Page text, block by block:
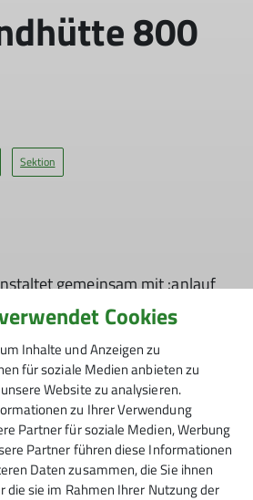
800
Sektion
gemeinsam mit :anlauf
der Stadt Siegen den
Lauf. Die Veranstaltung für
soll im wahrsten Sinne
des 800-jährigen
erfolgen, von dort sind ca.
zur Siegerlandhütte zu
Wertung erfolgt über eine
Cookies
Inhalte und Anzeigen zu
für soziale Medien anbieten zu
Website zu analysieren.
zu Ihrer Verwendung
Partner für soziale Medien, Werbung
Partner führen diese Informationen
Daten zusammen, die Sie ihnen
sie im Rahmen Ihrer Nutzung der